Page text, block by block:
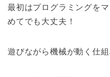
最初はプログラミングを
めてでも大丈夫！
遊びながら機械が動く仕組